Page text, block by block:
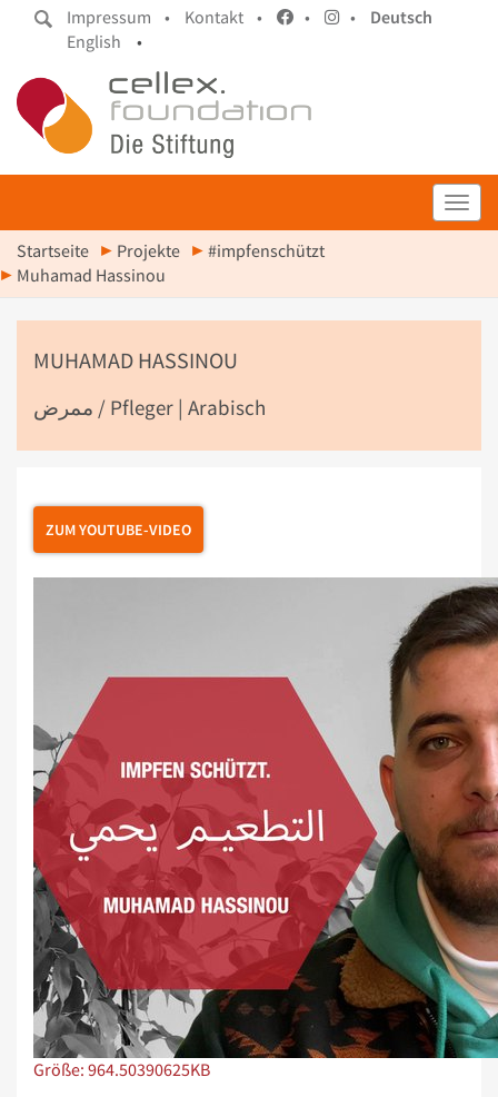
Impressum • Kontakt • • •
Deutsch
English
•
Startseite Projekte
#impfenschützt
Muhamad Hassinou
MUHAMAD HASSINOU
ممرض / Pfleger | Arabisch
ZUM YOUTUBE-VIDEO
Zeige Bild in voller Größe…
Größe: 964.50390625KB